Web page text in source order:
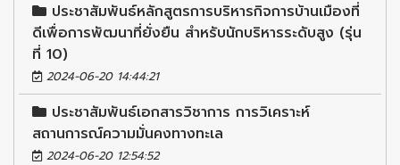
ประชาสัมพันธ์หลักสูตรการบริหารกิจการบ้านเมืองที่
ดีเพื่อการพัฒนาที่ยั่งยืน สำหรับนักบริหารระดับสูง (รุ่น
ที่ 10)
2024-06-20 14:44:21
ประชาสัมพันธ์เอกสารวิชาการ การวิเคราะห์
สถานการณ์ความมั่นคงทางทะเล
2024-06-20 12:54:52